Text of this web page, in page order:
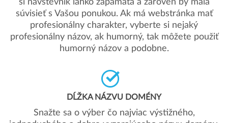
si návštevník ľahko zapamätá a zároveň by mala
súvisieť s Vašou ponukou. Ak má webstránka mať
profesionálny charakter, vyberte si nejaký
profesionálny názov, ak humorný, tak môžete použiť
humorný názov a podobne.
DĹŽKA NÁZVU DOMÉNY
Snažte sa o výber čo najviac výstižného,